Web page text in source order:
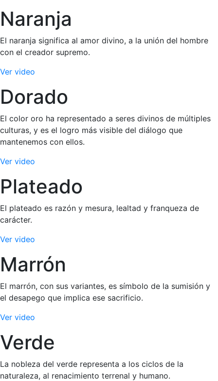
Naranja
El naranja significa al amor divino, a la unión del hombre
con el creador supremo.
Ver video
Dorado
El color oro ha representado a seres divinos de múltiples
culturas, y es el logro más visible del diálogo que
mantenemos con ellos.
Ver video
Plateado
El plateado es razón y mesura, lealtad y franqueza de
carácter.
Ver video
Marrón
El marrón, con sus variantes, es símbolo de la sumisión y
el desapego que implica ese sacrificio.
Ver video
Verde
La nobleza del verde representa a los ciclos de la
naturaleza, al renacimiento terrenal y humano.